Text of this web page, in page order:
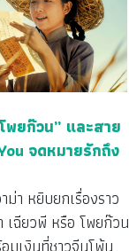
พยก๊วน” และสาย
จดหมายรักถึง
า หยิบยกเรื่องราว
เฉียวพี หรือ โพยก๊วน